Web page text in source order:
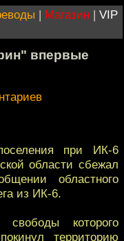
| Магазин | VIP
впервые
при ИК-6
области сбежал
областного
из ИК-6.
которого
территорию